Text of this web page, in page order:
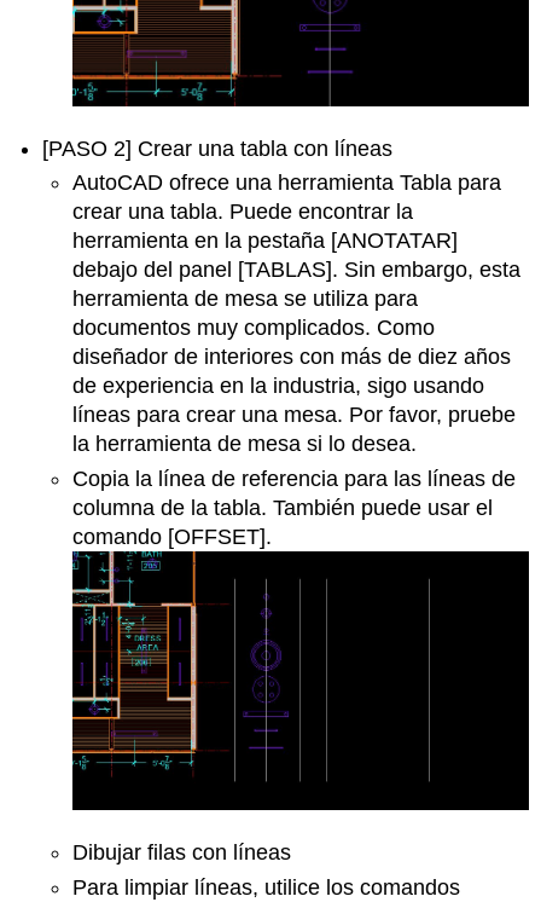
[PASO 2] Crear una tabla con líneas
AutoCAD ofrece una herramienta Tabla para
crear una tabla. Puede encontrar la
herramienta en la pestaña [ANOTATAR]
debajo del panel [TABLAS]. Sin embargo, esta
herramienta de mesa se utiliza para
documentos muy complicados. Como
diseñador de interiores con más de diez años
de experiencia en la industria, sigo usando
líneas para crear una mesa. Por favor, pruebe
la herramienta de mesa si lo desea.
Copia la línea de referencia para las líneas de
columna de la tabla. También puede usar el
comando [OFFSET].
Dibujar filas con líneas
Para limpiar líneas, utilice los comandos